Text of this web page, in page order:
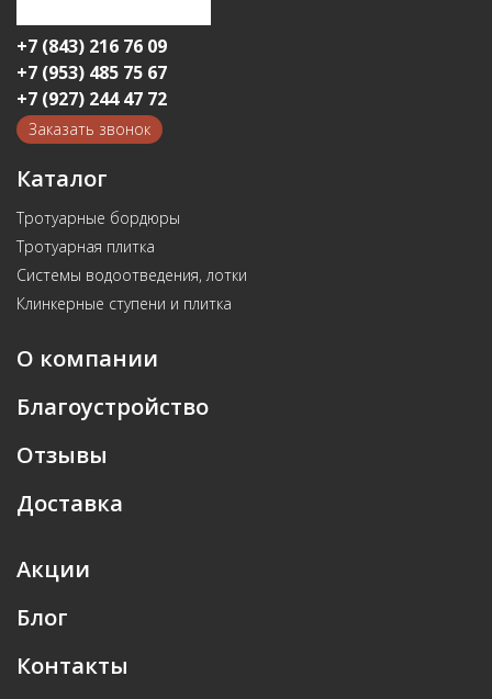
+7 (843) 216 76 09
+7 (953) 485 75 67
+7 (927) 244 47 72
Заказать звонок
Каталог
Тротуарные бордюры
Тротуарная плитка
Системы водоотведения, лотки
Клинкерные ступени и плитка
О компании
Благоустройство
Отзывы
Доставка
Акции
Блог
Контакты